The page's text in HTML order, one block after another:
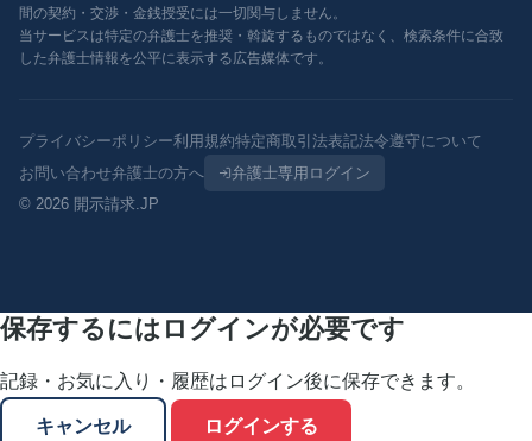
間の契約・交渉・金銭授受には一切関与しません。
当サービスは特定の弁護士を推奨・斡旋するものではなく、検索条件に合致
した弁護士情報を公平に表示する広告媒体です。
プライバシーポリシー利用規約特定商取引法表記法令遵守について
お問い合わせ弁護士の方へ
弁護士専用ログイン
© 2026 開示請求.JP
保存するにはログインが必要です
記録・お気に入り・履歴はログイン後に保存できます。
キャンセル ログインする